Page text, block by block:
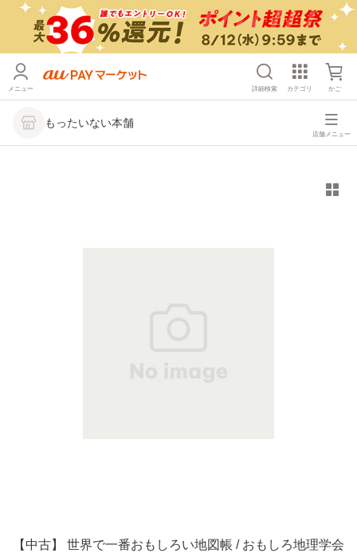
メニュー 詳細検索 カテゴリ かご
もったいない本舗
店舗メニュー
【中古】 世界で一番おもしろい地図帳 / おもしろ地理学会